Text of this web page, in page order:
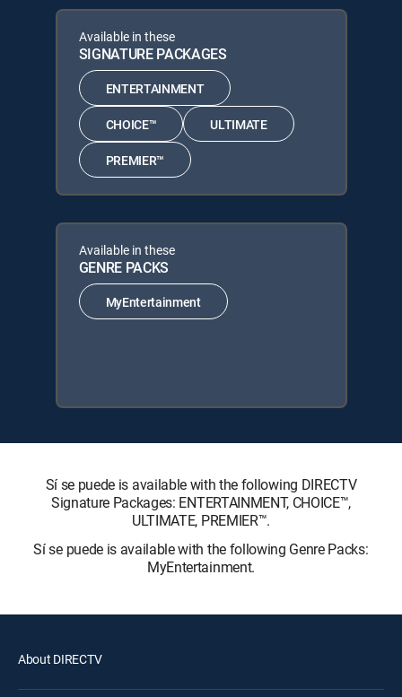
Available in these
SIGNATURE PACKAGES
ENTERTAINMENT
CHOICE™ ULTIMATE
PREMIER™
Available in these
GENRE PACKS
MyEntertainment
Sí se puede is available with the following DIRECTV
Signature Packages: ENTERTAINMENT, CHOICE™,
ULTIMATE, PREMIER™.
Sí se puede is available with the following Genre Packs:
MyEntertainment.
About DIRECTV